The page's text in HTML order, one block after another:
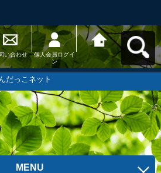
い合わせ
個人会員ログイ
ン
半田市子育て応
援サイト はんだ
っこネットへ戻
だっこネット
MENU